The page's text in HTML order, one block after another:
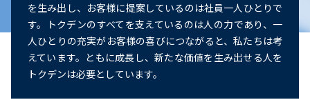
を生み出し、お客様に提案しているのは社員一人ひとりで
す。トクデンのすべてを支えているのは人の力であり、一
人ひとりの充実がお客様の喜びにつながると、私たちは考
えています。ともに成長し、新たな価値を生み出せる人を
トクデンは必要としています。